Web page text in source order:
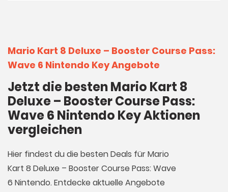
Mario Kart 8 Deluxe – Booster Course Pass:
Wave 6 Nintendo Key Angebote
Jetzt die besten Mario Kart 8
Deluxe – Booster Course Pass:
Wave 6 Nintendo Key Aktionen
vergleichen
Hier findest du die besten Deals für Mario
Kart 8 Deluxe – Booster Course Pass: Wave
6 Nintendo. Entdecke aktuelle Angebote